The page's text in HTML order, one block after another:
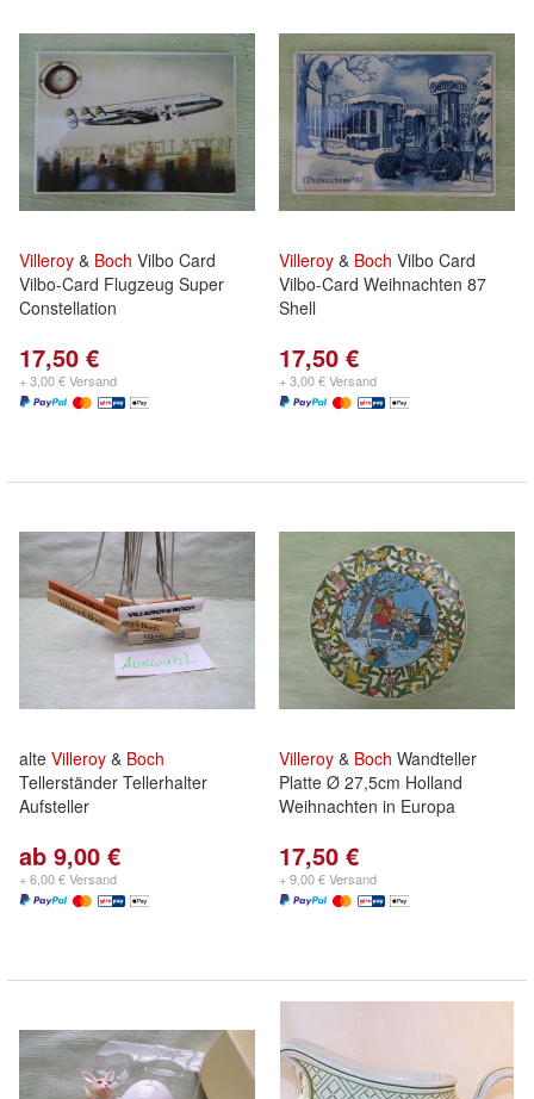
Villeroy & Boch Vilbo Card
Vilbo-Card Flugzeug Super
Constellation
17,50 €
+ 3,00 € Versand
Villeroy & Boch Vilbo Card
Vilbo-Card Weihnachten 87
Shell
17,50 €
+ 3,00 € Versand
alte Villeroy & Boch
Tellerständer Tellerhalter
Aufsteller
ab 9,00 €
+ 6,00 € Versand
Villeroy & Boch Wandteller
Platte Ø 27,5cm Holland
Weihnachten in Europa
17,50 €
+ 9,00 € Versand